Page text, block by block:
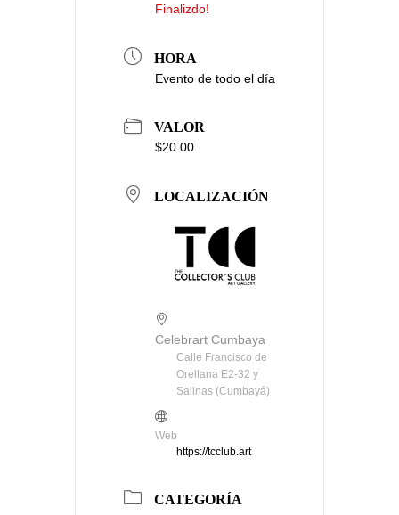
Finalizdo!
HORA
Evento de todo el día
VALOR
$20.00
LOCALIZACIÓN
Celebrart Cumbaya
Calle Francisco de
Orellana E2-32 y
Salinas (Cumbayá)
Web
https://tcclub.art
CATEGORÍA